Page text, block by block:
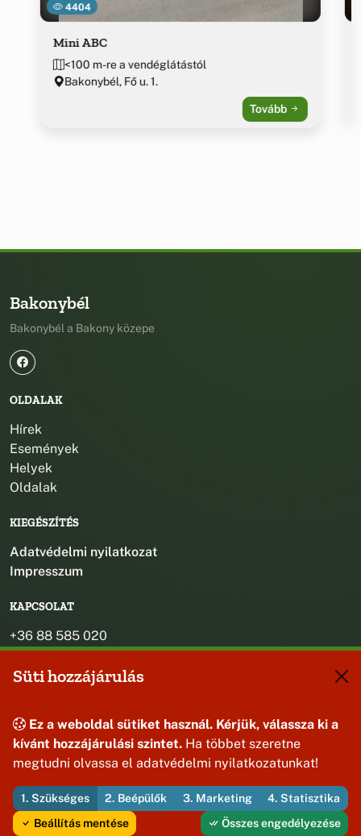
4404
Mini ABC
<100 m-re a vendéglátástól
Bakonybél, Fő u. 1.
Tovább
Bakonybél
Bakonybél a Bakony közepe
OLDALAK
Hírek
Események
Helyek
Oldalak
KIEGÉSZÍTÉS
Adatvédelmi nyilatkozat
Impresszum
KAPCSOLAT
+36 88 585 020
+36 30 442 8024
titkarsag@bakonybel.hu
8427 Bakonybél, Pápai u. 7.
© 2026 Bakonybél Község Önkormányzata — Minden jog
fenntartva
Süti hozzájárulás
Ez a weboldal sütiket használ. Kérjük, válassza ki a
kívánt hozzájárulási szintet. Ha többet szeretne
megtudni olvassa el adatvédelmi nyilatkozatunkat!
1. Szükséges 2. Beépülők 3. Marketing
4. Statisztika
Beállítás mentése
Összes engedélyezése